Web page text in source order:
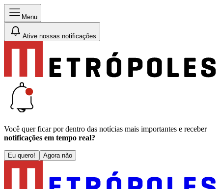
Menu
Ative nossas notificações
Você quer ficar por dentro das notícias mais importantes e receber
notificações em tempo real?
Eu quero! Agora não